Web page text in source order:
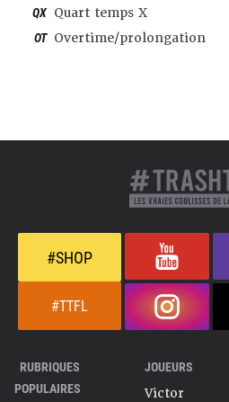
QX Quart temps X
OT Overtime/prolongation
#SHOP
#TTFL
RUBRIQUES
POPULAIRES
JOUEURS
Victor